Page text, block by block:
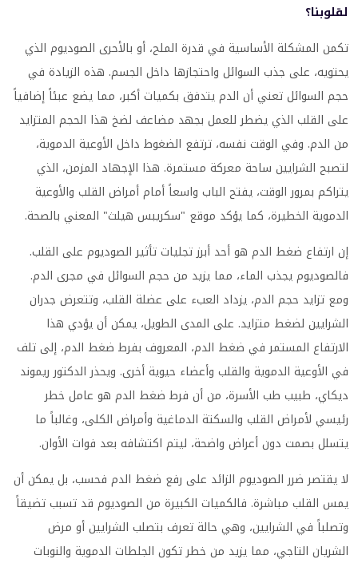
لقلوبنا؟
تكمن المشكلة الأساسية في قدرة الملح، أو بالأحرى الصوديوم الذي
يحتويه، على جذب السوائل واحتجازها داخل الجسم. هذه الزيادة في
حجم السوائل تعني أن الدم يتدفق بكميات أكبر، مما يضع عبئاً إضافياً
على القلب الذي يضطر للعمل بجهد مضاعف لضخ هذا الحجم المتزايد
من الدم. وفي الوقت نفسه، ترتفع الضغوط داخل الأوعية الدموية،
لتصبح الشرايين ساحة معركة مستمرة. هذا الإجهاد المزمن، الذي
يتراكم بمرور الوقت، يفتح الباب واسعاً أمام أمراض القلب والأوعية
الدموية الخطيرة، كما يؤكد موقع "سكريبس هيلث" المعني بالصحة.
إن ارتفاع ضغط الدم هو أحد أبرز تجليات تأثير الصوديوم على القلب.
فالصوديوم يجذب الماء، مما يزيد من حجم السوائل في مجرى الدم.
ومع تزايد حجم الدم، يزداد العبء على عضلة القلب، وتتعرض جدران
الشرايين لضغط متزايد. على المدى الطويل، يمكن أن يؤدي هذا
الارتفاع المستمر في ضغط الدم، المعروف بفرط ضغط الدم، إلى تلف
في الأوعية الدموية والقلب وأعضاء حيوية أخرى. ويحذر الدكتور ريموند
ديكاي، طبيب طب الأسرة، من أن فرط ضغط الدم هو عامل خطر
رئيسي لأمراض القلب والسكتة الدماغية وأمراض الكلى، وغالباً ما
يتسلل بصمت دون أعراض واضحة، ليتم اكتشافه بعد فوات الأوان.
لا يقتصر ضرر الصوديوم الزائد على رفع ضغط الدم فحسب، بل يمكن أن
يمس القلب مباشرة. فالكميات الكبيرة من الصوديوم قد تسبب تضيقاً
وتصلباً في الشرايين، وهي حالة تعرف بتصلب الشرايين أو مرض
الشريان التاجي، مما يزيد من خطر تكون الجلطات الدموية والنوبات